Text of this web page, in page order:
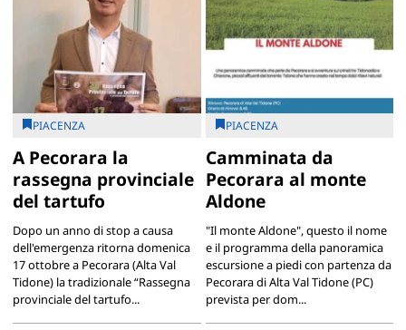
PIACENZA
A Pecorara la
rassegna provinciale
del tartufo
Dopo un anno di stop a causa
dell'emergenza ritorna domenica
17 ottobre a Pecorara (Alta Val
Tidone) la tradizionale “Rassegna
provinciale del tartufo...
PIACENZA
Camminata da
Pecorara al monte
Aldone
"Il monte Aldone", questo il nome
e il programma della panoramica
escursione a piedi con partenza da
Pecorara di Alta Val Tidone (PC)
prevista per dom...